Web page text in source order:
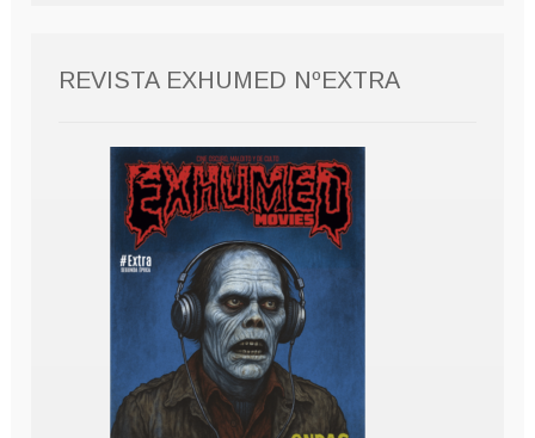
REVISTA EXHUMED NºEXTRA